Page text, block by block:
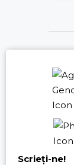
Scrieți-ne!